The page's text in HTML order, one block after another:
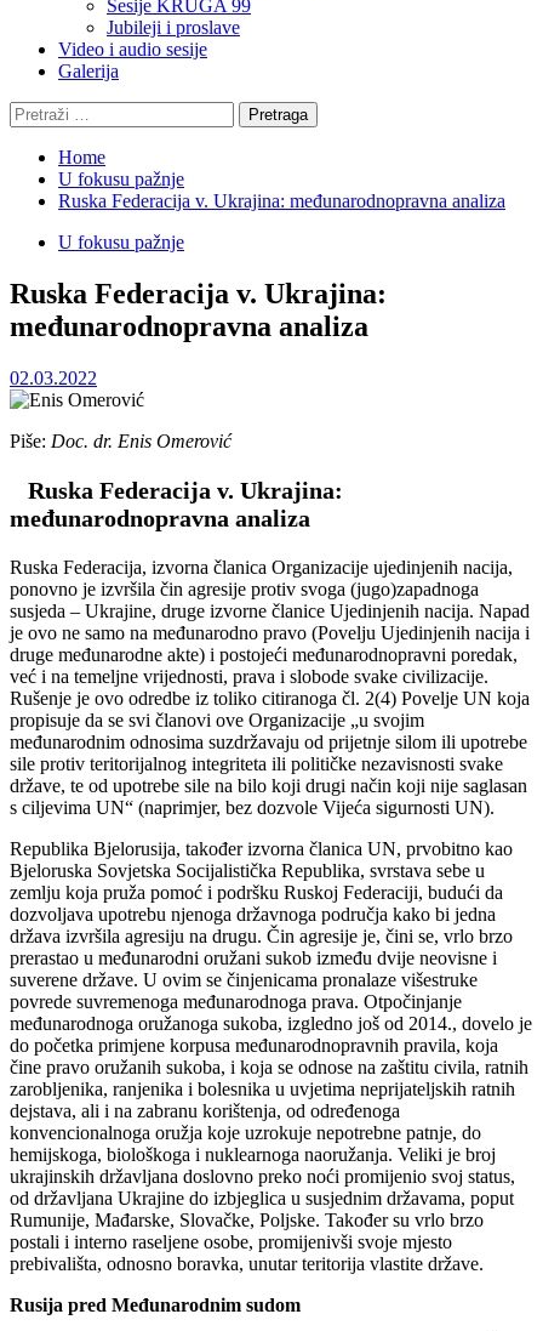
Sesije KRUGA 99
Jubileji i proslave
Video i audio sesije
Galerija
Pretraga:
Home
U fokusu pažnje
Ruska Federacija v. Ukrajina: međunarodnopravna analiza
U fokusu pažnje
Ruska Federacija v. Ukrajina:
međunarodnopravna analiza
02.03.2022
Piše: Doc. dr. Enis Omerović
Ruska Federacija v. Ukrajina:
međunarodnopravna analiza
Ruska Federacija, izvorna članica Organizacije ujedinjenih nacija,
ponovno je izvršila čin agresije protiv svoga (jugo)zapadnoga
susjeda – Ukrajine, druge izvorne članice Ujedinjenih nacija. Napad
je ovo ne samo na međunarodno pravo (Povelju Ujedinjenih nacija i
druge međunarodne akte) i postojeći međunarodnopravni poredak,
već i na temeljne vrijednosti, prava i slobode svake civilizacije.
Rušenje je ovo odredbe iz toliko citiranoga čl. 2(4) Povelje UN koja
propisuje da se svi članovi ove Organizacije „u svojim
međunarodnim odnosima suzdržavaju od prijetnje silom ili upotrebe
sile protiv teritorijalnog integriteta ili političke nezavisnosti svake
države, te od upotrebe sile na bilo koji drugi način koji nije saglasan
s ciljevima UN“ (naprimjer, bez dozvole Vijeća sigurnosti UN).
Republika Bjelorusija, također izvorna članica UN, prvobitno kao
Bjeloruska Sovjetska Socijalistička Republika, svrstava sebe u
zemlju koja pruža pomoć i podršku Ruskoj Federaciji, budući da
dozvoljava upotrebu njenoga državnoga područja kako bi jedna
država izvršila agresiju na drugu. Čin agresije je, čini se, vrlo brzo
prerastao u međunarodni oružani sukob između dvije neovisne i
suverene države. U ovim se činjenicama pronalaze višestruke
povrede suvremenoga međunarodnoga prava. Otpočinjanje
međunarodnoga oružanoga sukoba, izgledno još od 2014., dovelo je
do početka primjene korpusa međunarodnopravnih pravila, koja
čine pravo oružanih sukoba, i koja se odnose na zaštitu civila, ratnih
zarobljenika, ranjenika i bolesnika u uvjetima neprijateljskih ratnih
dejstava, ali i na zabranu korištenja, od određenoga
konvencionalnoga oružja koje uzrokuje nepotrebne patnje, do
hemijskoga, biološkoga i nuklearnoga naoružanja. Veliki je broj
ukrajinskih državljana doslovno preko noći promijenio svoj status,
od državljana Ukrajine do izbjeglica u susjednim državama, poput
Rumunije, Mađarske, Slovačke, Poljske. Također su vrlo brzo
postali i interno raseljene osobe, promijenivši svoje mjesto
prebivališta, odnosno boravka, unutar teritorija vlastite države.
Rusija pred Međunarodnim sudom